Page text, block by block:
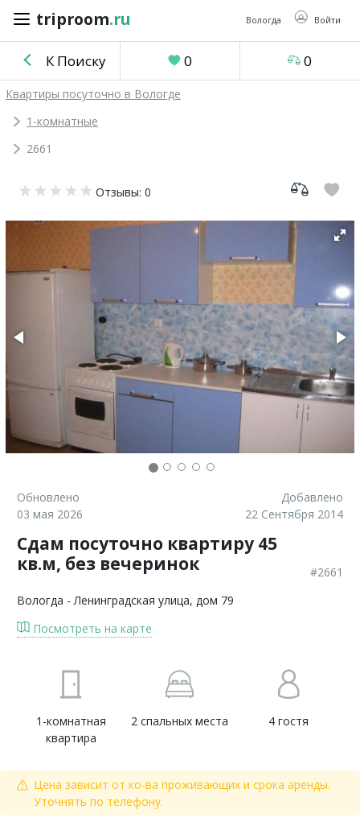
triproom.ru Вологда Войти
triproom .ru
Российский
объявление
Сравнение
К Поиску 0 0
Квартиры посуточно в Вологде
1-комнатные
2661
Отзывы: 0
Обновлено
03 мая 2026
Добавлено
22 Сентября 2014
Сдам посуточно квартиру 45
кв.м, без вечеринок
#2661
Вологда - Ленинградская улица, дом 79
Посмотреть на карте
1-комнатная
квартира
2 спальных места 4 гостя
Цена зависит от ко-ва проживающих и срока аренды.
Уточнять по телефону.